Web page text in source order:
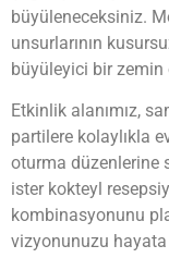
büyüleneceksiniz.
unsurlarının
büyüleyici bir zemin
Etkinlik alanımız,
partilere kolaylıkla
oturma düzenlerine
ister kokteyl
kombinasyonunu
vizyonunuzu